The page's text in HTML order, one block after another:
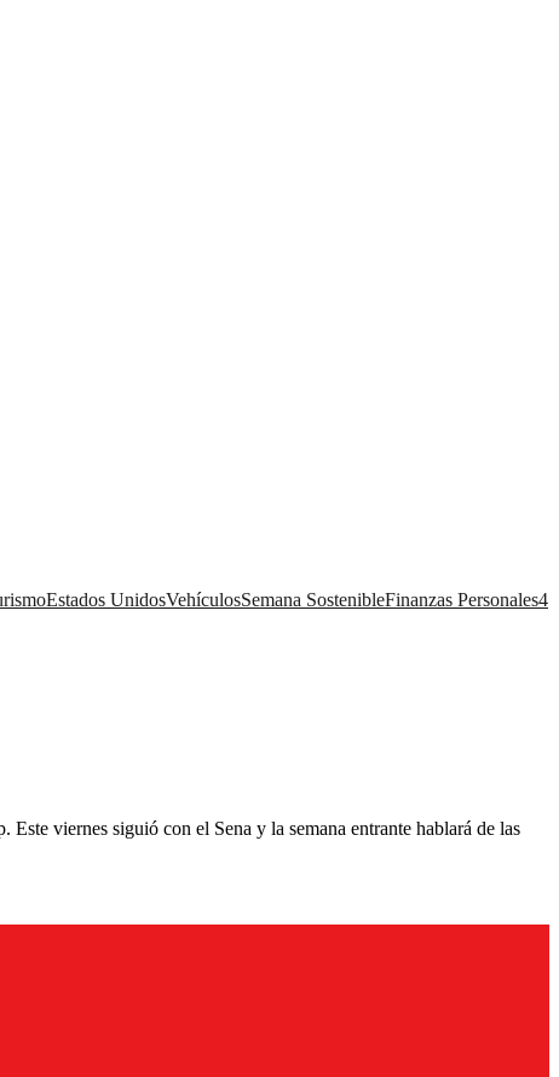
Estados UnidosVehículosSemana SostenibleFinanzas Personales4
viernes siguió con el Sena y la semana entrante hablará de las